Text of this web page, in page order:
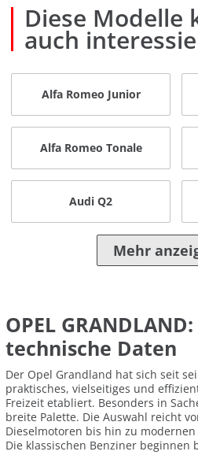
Diese Modelle
auch
Alfa Romeo Junior
Alfa Romeo Tonale
Audi Q2
Mehr
OPEL
technische Daten
Der Opel Grandland hat sich seit
praktisches, vielseitiges und
Freizeit etabliert. Besonders in
breite Palette. Die Auswahl reicht
Dieselmotoren bis hin zu
Die klassischen Benziner beginnen